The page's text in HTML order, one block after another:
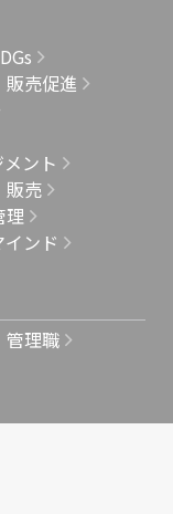
販売促進
ント
販売
理
ンド
管理職